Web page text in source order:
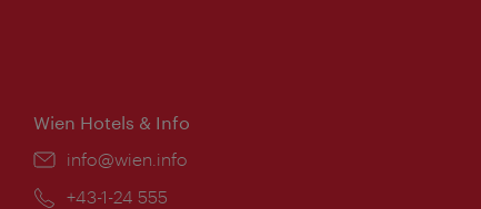
Wien Hotels & Info
E-
info@wien.info
Telefon:
+43-1-24 555